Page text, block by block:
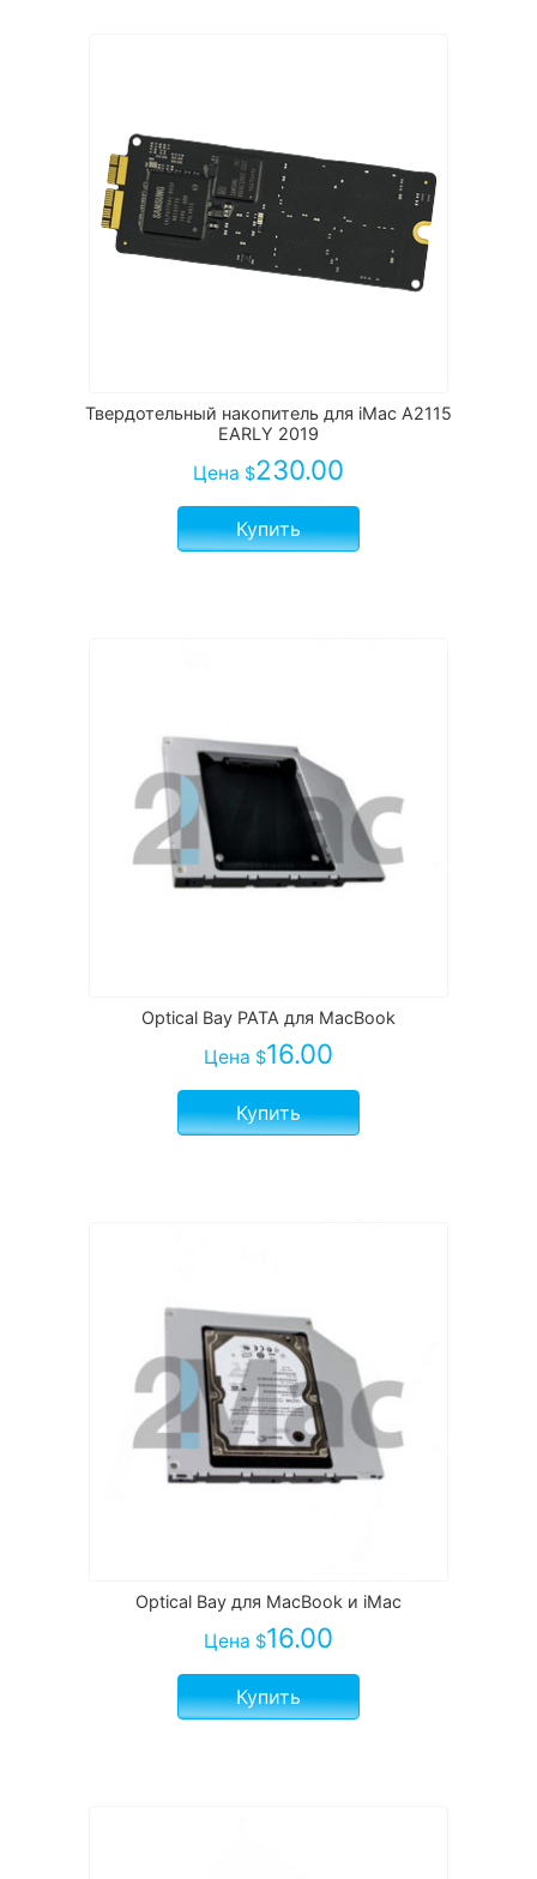
Твердотельный накопитель для iMac A2115
EARLY 2019
Цена $230.00
Купить
Optical Bay PATA для MacBook
Цена $16.00
Купить
Optical Bay для MacBook и iMac
Цена $16.00
Купить